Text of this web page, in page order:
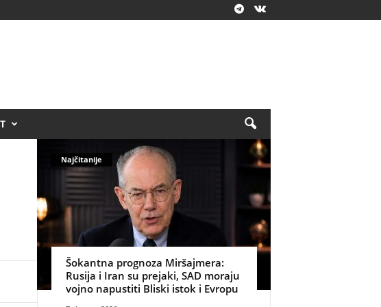
Najčitanije
Šokantna prognoza Miršajmera:
Rusija i Iran su prejaki, SAD moraju
vojno napustiti Bliski istok i Evropu